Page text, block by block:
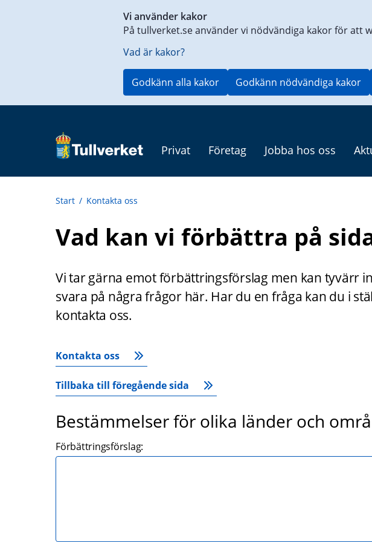
Vi använder kakor
På tullverket.se använder vi nödvändiga kakor för att
Vad är kakor?
Godkänn alla kakor Godkänn nödvändiga kakor
Privat Företag Jobba hos oss
Start / Kontakta oss
Vad kan vi förbättra på
Vi tar gärna emot förbättringsförslag men kan tyvärr
svara på några frågor här. Har du en fråga kan du i
kontakta oss.
Kontakta oss
Tillbaka till föregående sida
Bestämmelser för olika länder och
Förbättringsförslag: